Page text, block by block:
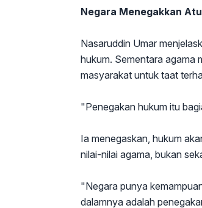
Negara Menegakkan
Nasaruddin Umar
hukum. Sementara agama
masyarakat untuk taat
"Penegakan hukum itu
Ia menegaskan, hukum
nilai-nilai agama, bukan
"Negara punya
dalamnya adalah